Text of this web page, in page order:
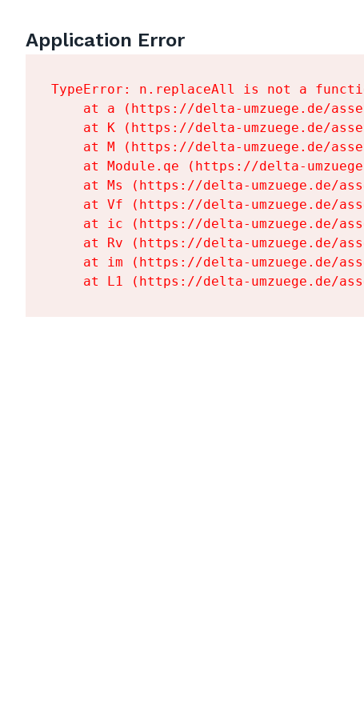
Application Error
TypeError: n.replaceAll is not a
at a (https://delta-umzuege.de/
at K (https://delta-umzuege.de/
at M (https://delta-umzuege.de/
at Module.qe (https://delta-
at Ms (https://delta-umzuege.de/
at Vf (https://delta-umzuege.de/
at ic (https://delta-umzuege.de/
at Rv (https://delta-umzuege.de/
at im (https://delta-umzuege.de/
at L1 (https://delta-umzuege.de/